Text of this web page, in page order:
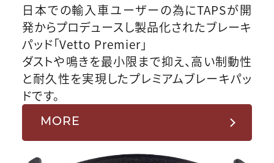
日本での輸入車ユーザーの為にTAPSが開
発からプロデュースし製品化されたブレーキ
パッド「Vetto Premier」
ダストや鳴きを最小限まで抑え、高い制動性
と耐久性を実現したプレミアムブレーキパッ
ドです。
MORE